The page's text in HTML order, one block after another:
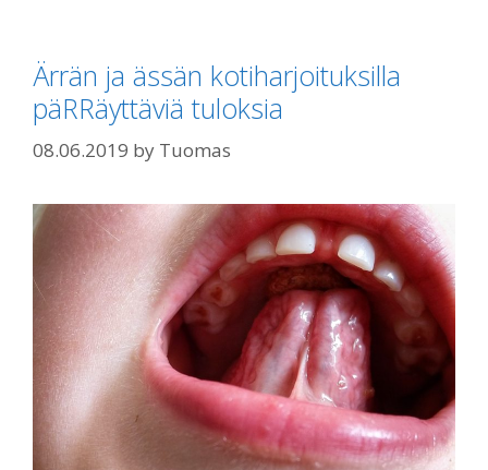
Ärrän ja ässän kotiharjoituksilla
päRRäyttäviä tuloksia
08.06.2019 by Tuomas